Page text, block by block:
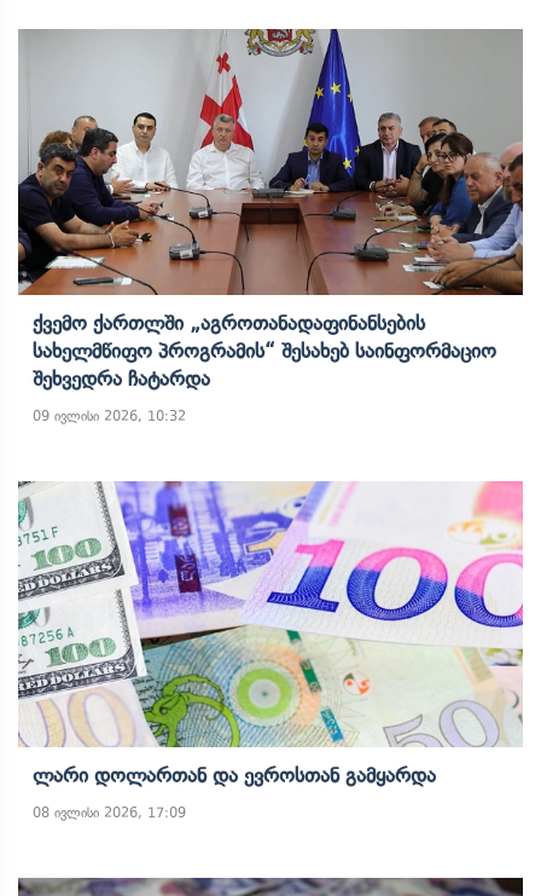
Ქვემო Ქართლში „აგროთანადაფინანსების
Სახელმწიფო Პროგრამის“ Შესახებ Საინფორმაციო
Შეხვედრა Ჩატარდა
09 ივლისი 2026, 10:32
Ლარი Დოლართან Და Ევროსთან Გამყარდა
08 ივლისი 2026, 17:09